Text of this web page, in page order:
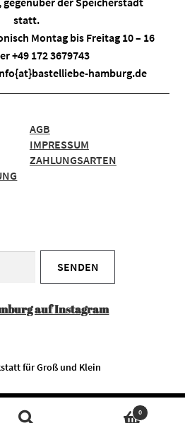
Zustimmen
dass wir Cookies
statt.
Montag bis Freitag 10 – 16
+49 172 3679743
hamburg.de
AGB
IMPRESSUM
ZAHLUNGSARTEN
auf Instagram
für Groß und Klein
0